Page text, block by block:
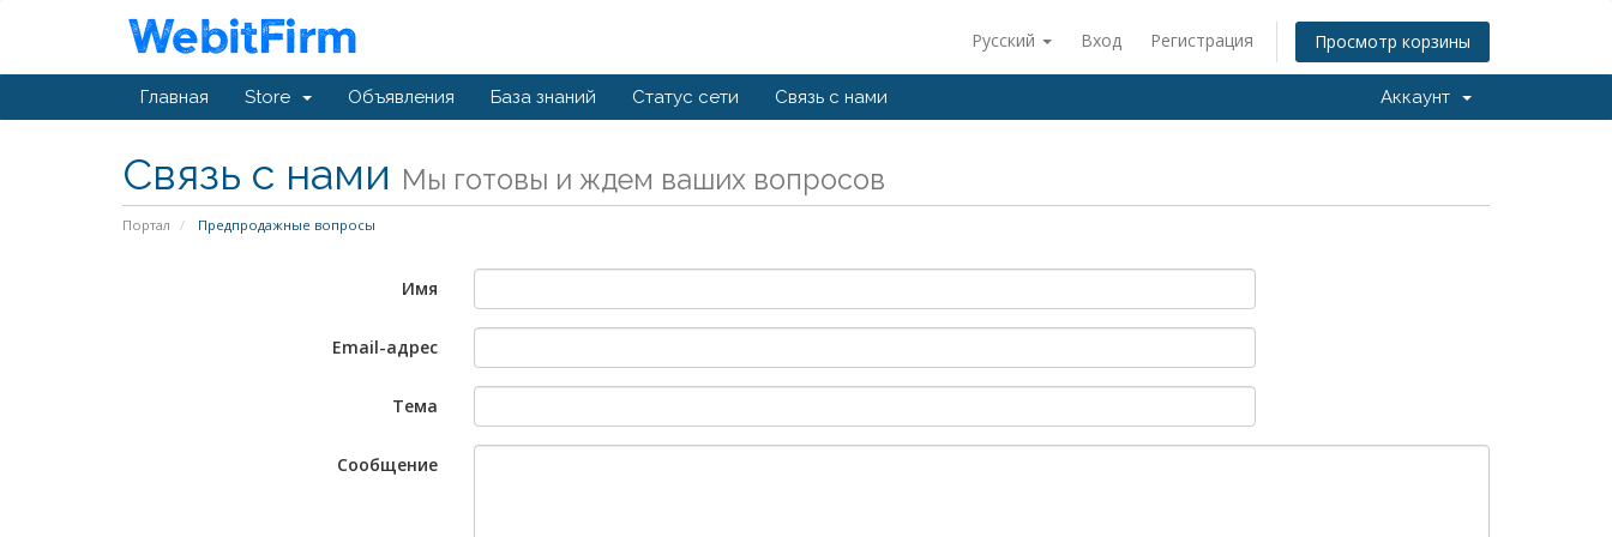
Русский Вход Регистрация Просмотр корзины
Главная Store Объявления База знаний Статус сети Связь с нами Аккаунт
Связь с нами Мы готовы и ждем ваших вопросов
Портал Предпродажные вопросы
Имя
Email-адрес
Тема
Сообщение